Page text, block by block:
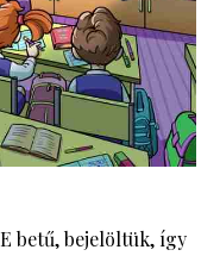
betű, bejelöltük, így